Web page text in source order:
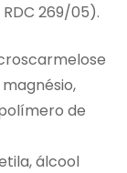
269/05).
de
álcool